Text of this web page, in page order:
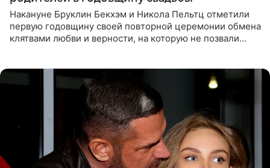
Накануне Бруклин Бекхэм и Никола Пельтц отметили
первую годовщину своей повторной церемонии обмена
клятвами любви и верности, на которую не позвали